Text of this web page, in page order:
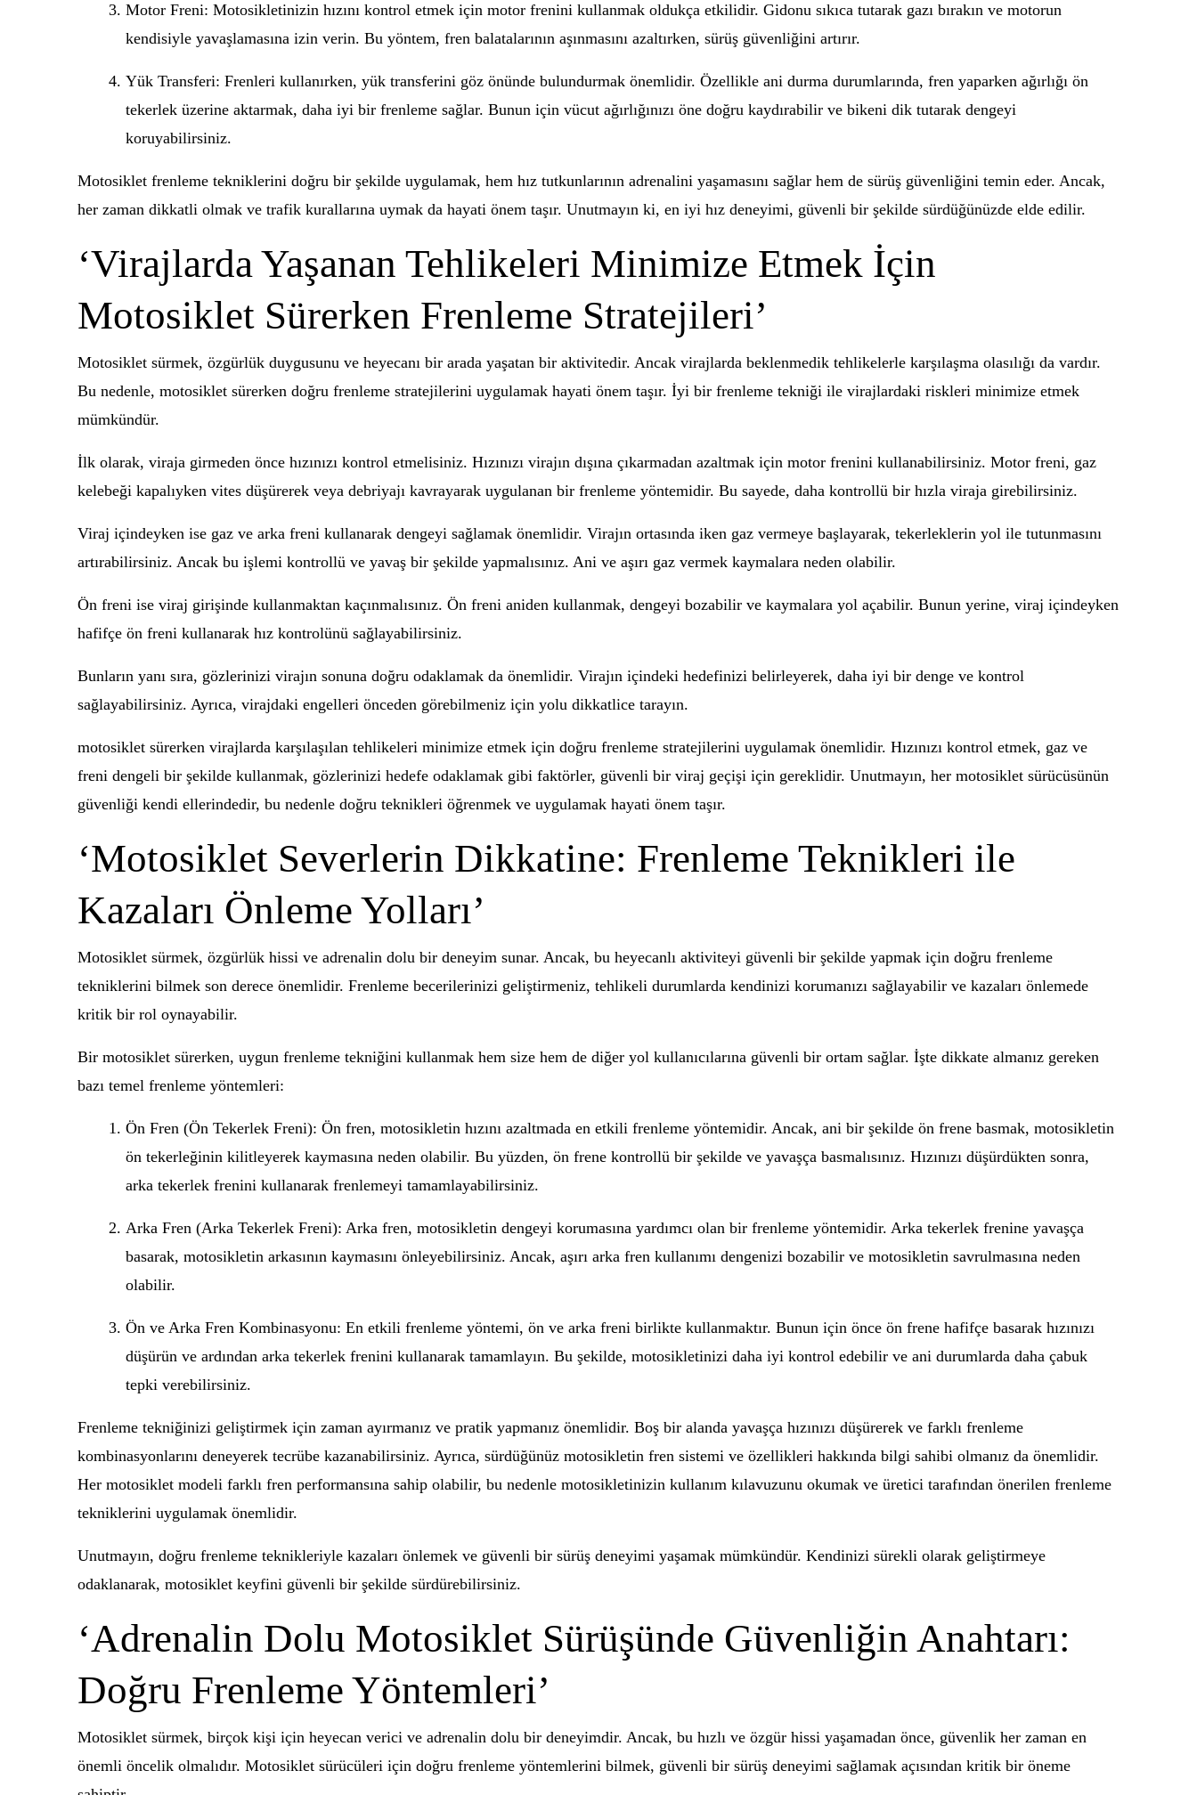
Motor Freni: Motosikletinizin hızını kontrol etmek için motor frenini kullanmak oldukça etkilidir. Gidonu sıkıca tutarak gazı bırakın ve motorun
kendisiyle yavaşlamasına izin verin. Bu yöntem, fren balatalarının aşınmasını azaltırken, sürüş güvenliğini artırır.
Yük Transferi: Frenleri kullanırken, yük transferini göz önünde bulundurmak önemlidir. Özellikle ani durma durumlarında, fren yaparken ağırlığı ön
tekerlek üzerine aktarmak, daha iyi bir frenleme sağlar. Bunun için vücut ağırlığınızı öne doğru kaydırabilir ve bikeni dik tutarak dengeyi
koruyabilirsiniz.
Motosiklet frenleme tekniklerini doğru bir şekilde uygulamak, hem hız tutkunlarının adrenalini yaşamasını sağlar hem de sürüş güvenliğini temin eder. Ancak,
her zaman dikkatli olmak ve trafik kurallarına uymak da hayati önem taşır. Unutmayın ki, en iyi hız deneyimi, güvenli bir şekilde sürdüğünüzde elde edilir.
‘Virajlarda Yaşanan Tehlikeleri Minimize Etmek İçin
Motosiklet Sürerken Frenleme Stratejileri’
Motosiklet sürmek, özgürlük duygusunu ve heyecanı bir arada yaşatan bir aktivitedir. Ancak virajlarda beklenmedik tehlikelerle karşılaşma olasılığı da vardır.
Bu nedenle, motosiklet sürerken doğru frenleme stratejilerini uygulamak hayati önem taşır. İyi bir frenleme tekniği ile virajlardaki riskleri minimize etmek
mümkündür.
İlk olarak, viraja girmeden önce hızınızı kontrol etmelisiniz. Hızınızı virajın dışına çıkarmadan azaltmak için motor frenini kullanabilirsiniz. Motor freni, gaz
kelebeği kapalıyken vites düşürerek veya debriyajı kavrayarak uygulanan bir frenleme yöntemidir. Bu sayede, daha kontrollü bir hızla viraja girebilirsiniz.
Viraj içindeyken ise gaz ve arka freni kullanarak dengeyi sağlamak önemlidir. Virajın ortasında iken gaz vermeye başlayarak, tekerleklerin yol ile tutunmasını
artırabilirsiniz. Ancak bu işlemi kontrollü ve yavaş bir şekilde yapmalısınız. Ani ve aşırı gaz vermek kaymalara neden olabilir.
Ön freni ise viraj girişinde kullanmaktan kaçınmalısınız. Ön freni aniden kullanmak, dengeyi bozabilir ve kaymalara yol açabilir. Bunun yerine, viraj içindeyken
hafifçe ön freni kullanarak hız kontrolünü sağlayabilirsiniz.
Bunların yanı sıra, gözlerinizi virajın sonuna doğru odaklamak da önemlidir. Virajın içindeki hedefinizi belirleyerek, daha iyi bir denge ve kontrol
sağlayabilirsiniz. Ayrıca, virajdaki engelleri önceden görebilmeniz için yolu dikkatlice tarayın.
motosiklet sürerken virajlarda karşılaşılan tehlikeleri minimize etmek için doğru frenleme stratejilerini uygulamak önemlidir. Hızınızı kontrol etmek, gaz ve
freni dengeli bir şekilde kullanmak, gözlerinizi hedefe odaklamak gibi faktörler, güvenli bir viraj geçişi için gereklidir. Unutmayın, her motosiklet sürücüsünün
güvenliği kendi ellerindedir, bu nedenle doğru teknikleri öğrenmek ve uygulamak hayati önem taşır.
‘Motosiklet Severlerin Dikkatine: Frenleme Teknikleri ile
Kazaları Önleme Yolları’
Motosiklet sürmek, özgürlük hissi ve adrenalin dolu bir deneyim sunar. Ancak, bu heyecanlı aktiviteyi güvenli bir şekilde yapmak için doğru frenleme
tekniklerini bilmek son derece önemlidir. Frenleme becerilerinizi geliştirmeniz, tehlikeli durumlarda kendinizi korumanızı sağlayabilir ve kazaları önlemede
kritik bir rol oynayabilir.
Bir motosiklet sürerken, uygun frenleme tekniğini kullanmak hem size hem de diğer yol kullanıcılarına güvenli bir ortam sağlar. İşte dikkate almanız gereken
bazı temel frenleme yöntemleri:
Ön Fren (Ön Tekerlek Freni): Ön fren, motosikletin hızını azaltmada en etkili frenleme yöntemidir. Ancak, ani bir şekilde ön frene basmak, motosikletin
ön tekerleğinin kilitleyerek kaymasına neden olabilir. Bu yüzden, ön frene kontrollü bir şekilde ve yavaşça basmalısınız. Hızınızı düşürdükten sonra,
arka tekerlek frenini kullanarak frenlemeyi tamamlayabilirsiniz.
Arka Fren (Arka Tekerlek Freni): Arka fren, motosikletin dengeyi korumasına yardımcı olan bir frenleme yöntemidir. Arka tekerlek frenine yavaşça
basarak, motosikletin arkasının kaymasını önleyebilirsiniz. Ancak, aşırı arka fren kullanımı dengenizi bozabilir ve motosikletin savrulmasına neden
olabilir.
Ön ve Arka Fren Kombinasyonu: En etkili frenleme yöntemi, ön ve arka freni birlikte kullanmaktır. Bunun için önce ön frene hafifçe basarak hızınızı
düşürün ve ardından arka tekerlek frenini kullanarak tamamlayın. Bu şekilde, motosikletinizi daha iyi kontrol edebilir ve ani durumlarda daha çabuk
tepki verebilirsiniz.
Frenleme tekniğinizi geliştirmek için zaman ayırmanız ve pratik yapmanız önemlidir. Boş bir alanda yavaşça hızınızı düşürerek ve farklı frenleme
kombinasyonlarını deneyerek tecrübe kazanabilirsiniz. Ayrıca, sürdüğünüz motosikletin fren sistemi ve özellikleri hakkında bilgi sahibi olmanız da önemlidir.
Her motosiklet modeli farklı fren performansına sahip olabilir, bu nedenle motosikletinizin kullanım kılavuzunu okumak ve üretici tarafından önerilen frenleme
tekniklerini uygulamak önemlidir.
Unutmayın, doğru frenleme teknikleriyle kazaları önlemek ve güvenli bir sürüş deneyimi yaşamak mümkündür. Kendinizi sürekli olarak geliştirmeye
odaklanarak, motosiklet keyfini güvenli bir şekilde sürdürebilirsiniz.
‘Adrenalin Dolu Motosiklet Sürüşünde Güvenliğin Anahtarı:
Doğru Frenleme Yöntemleri’
Motosiklet sürmek, birçok kişi için heyecan verici ve adrenalin dolu bir deneyimdir. Ancak, bu hızlı ve özgür hissi yaşamadan önce, güvenlik her zaman en
önemli öncelik olmalıdır. Motosiklet sürücüleri için doğru frenleme yöntemlerini bilmek, güvenli bir sürüş deneyimi sağlamak açısından kritik bir öneme